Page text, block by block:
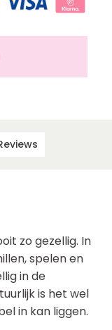
zo gezellig. In
spelen en
in de
is het wel
in kan liggen.